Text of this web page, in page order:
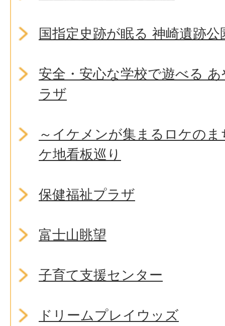
国指定史跡が眠る 神崎遺跡公
安全・安心な学校で遊べる
ラザ
～イケメンが集まるロケの
ケ地看板巡り
保健福祉プラザ
富士山眺望
子育て支援センター
ドリームプレイウッズ